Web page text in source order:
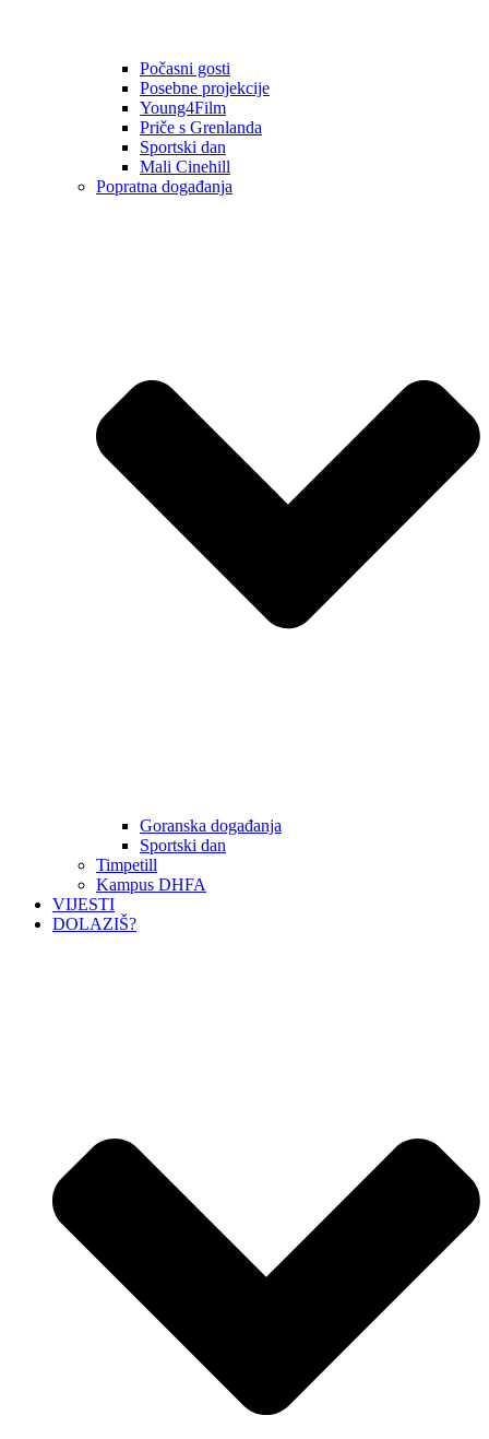
Počasni gosti
Posebne projekcije
Young4Film
Priče s Grenlanda
Sportski dan
Mali Cinehill
Popratna događanja
Goranska događanja
Sportski dan
Timpetill
Kampus DHFA
VIJESTI
DOLAZIŠ?